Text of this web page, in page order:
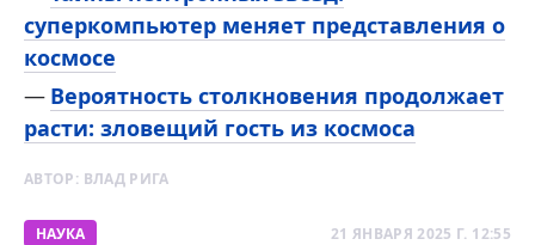
суперкомпьютер меняет представления о
космосе
Вероятность столкновения продолжает
расти: зловещий гость из космоса
АВТОР: ВЛАД РИГА
НАУКА 21 ЯНВАРЯ 2025 Г. 12:55